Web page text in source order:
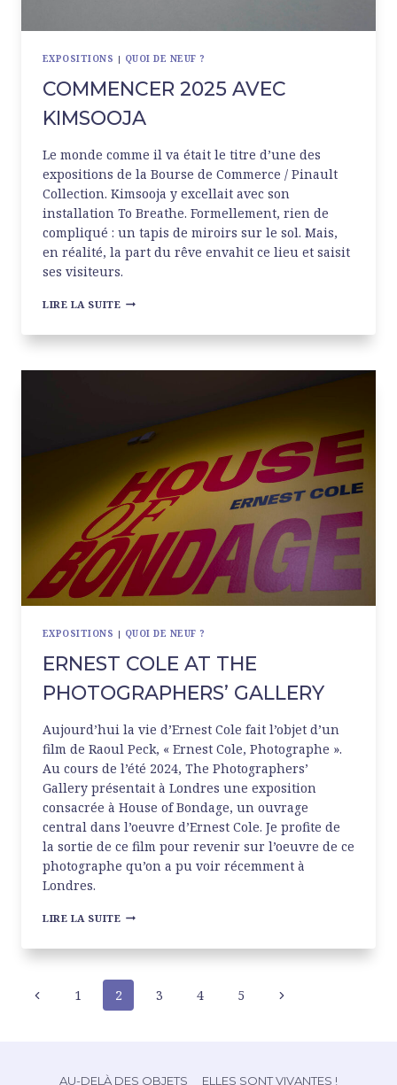
EXPOSITIONS | QUOI DE NEUF ?
COMMENCER 2025 AVEC
KIMSOOJA
Le monde comme il va était le titre d’une des
expositions de la Bourse de Commerce / Pinault
Collection. Kimsooja y excellait avec son
installation To Breathe. Formellement, rien de
compliqué : un tapis de miroirs sur le sol. Mais,
en réalité, la part du rêve envahit ce lieu et saisit
ses visiteurs.
LIRE LA SUITE COMMENCER
EXPOSITIONS | QUOI DE NEUF ?
ERNEST COLE AT THE
PHOTOGRAPHERS’ GALLERY
Aujourd’hui la vie d’Ernest Cole fait l’objet d’un
film de Raoul Peck, « Ernest Cole, Photographe ».
Au cours de l’été 2024, The Photographers’
Gallery présentait à Londres une exposition
consacrée à House of Bondage, un ouvrage
central dans l’oeuvre d’Ernest Cole. Je profite de
la sortie de ce film pour revenir sur l’oeuvre de ce
photographe qu’on a pu voir récemment à
Londres.
LIRE LA SUITE ERNEST
AT
GALLERY
NAVIGATION
PAGE
Page
1 2 3 4 5
Page
AU-DELÀ DES OBJETS ELLES SONT VIVANTES !